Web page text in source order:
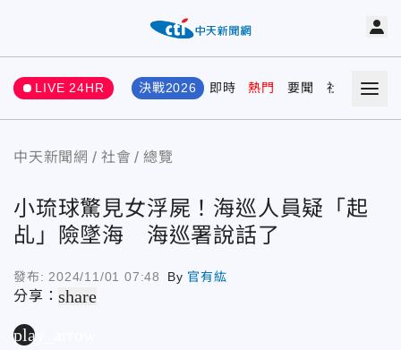
LIVE 24HR 決戰2026 即時 熱門 要聞 社會 娛樂
中天新聞網 社會 總覽
小琉球驚見女浮屍！海巡人員疑「起
乩」險墜海 海巡署說話了
發布: 2024/11/01 07:48 By 官有紘
分享：share
play_arrow